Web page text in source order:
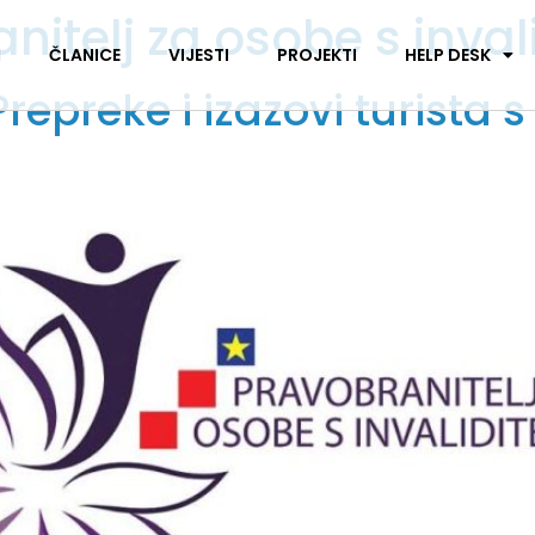
ČLANICE VIJESTI PROJEKTI HELP DESK
za osobe s
i izazovi turista